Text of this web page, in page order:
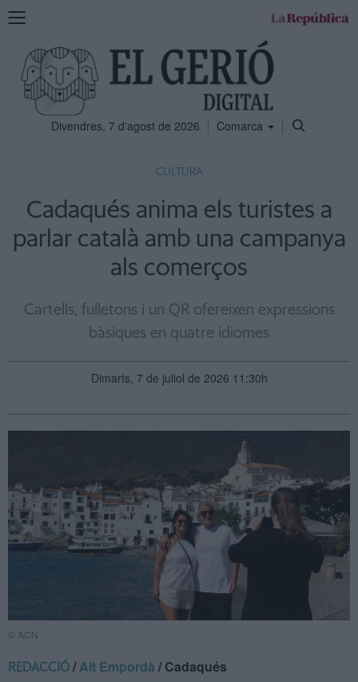
Mostra
navegació
Divendres, 7 d'agost de 2026 Comarca
CULTURA
Cadaqués anima els turistes a
parlar català amb una campanya
als comerços
Cartells, fulletons i un QR ofereixen expressions
bàsiques en quatre idiomes
Dimarts, 7 de juliol de 2026 11:30h
© ACN
REDACCIÓ /Alt Empordà / Cadaqués